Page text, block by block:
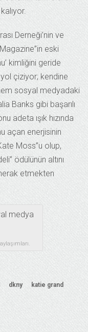
Derneği’nin ve
eski
kimliğini geride
çiziyor; kendine
sosyal medyadaki
Banks gibi başarılı
adeta ışık hızında
açan enerjisinin
Moss”u olup,
ödülünün altını
etmekten
dkny katie grand